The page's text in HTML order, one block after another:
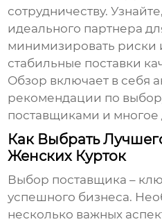
сотрудничеству.
идеального партнера
минимизировать риски
стабильные поставки
Обзор включает в себя
рекомендации по
поставщиками и многое
Как Выбрать
Женских Курток
Выбор поставщика –
успешного бизнеса.
несколько важных